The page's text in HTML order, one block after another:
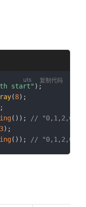
start" ) ;
(8) ;
;
( ) ) ;
//
3) ;
( ) ) ; //
复制代码